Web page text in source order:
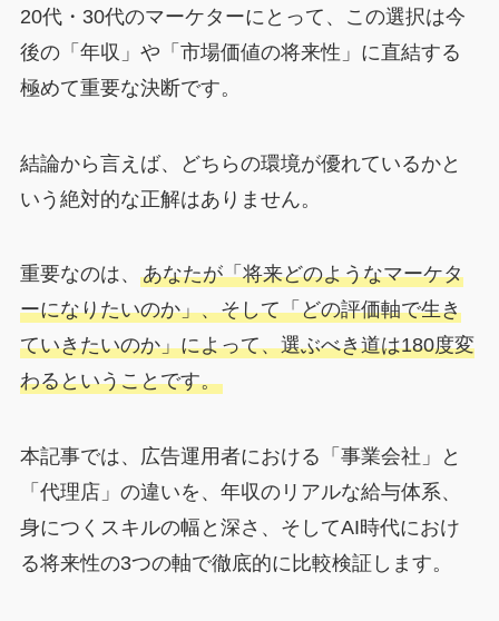
20代・30代のマーケターにとって、この選択は今
後の「年収」や「市場価値の将来性」に直結する
極めて重要な決断です。
結論から言えば、どちらの環境が優れているかと
いう絶対的な正解はありません。
重要なのは、 あなたが「将来どのようなマーケタ
ーになりたいのか」、そして「どの評価軸で生き
ていきたいのか」によって、選ぶべき道は180度変
わるということです。
本記事では、広告運用者における「事業会社」と
「代理店」の違いを、年収のリアルな給与体系、
身につくスキルの幅と深さ、そしてAI時代におけ
る将来性の3つの軸で徹底的に比較検証します。